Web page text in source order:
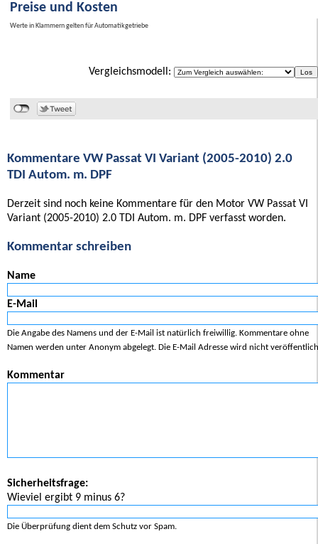
Preise und Kosten
Werte in Klammern gelten für Automatikgetriebe
Vergleichsmodell:
Kommentare VW Passat VI Variant (2005-2010) 2.0
TDI Autom. m. DPF
Derzeit sind noch keine Kommentare für den Motor VW Passat VI
Variant (2005-2010) 2.0 TDI Autom. m. DPF verfasst worden.
Kommentar schreiben
Name
E-Mail
Die Angabe des Namens und der E-Mail ist natürlich freiwillig. Kommentare ohne
Namen werden unter Anonym abgelegt. Die E-Mail Adresse wird nicht
Kommentar
Sicherheitsfrage:
Wieviel ergibt 9 minus 6?
Die Überprüfung dient dem Schutz vor Spam.